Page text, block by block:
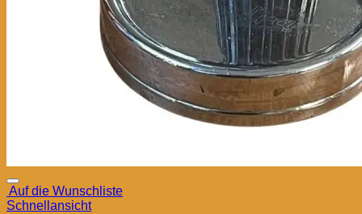
Auf die Wunschliste
Schnellansicht